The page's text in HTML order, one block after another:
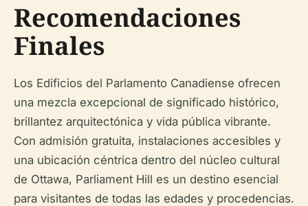
Recomendaciones
Finales
Los Edificios del Parlamento Canadiense ofrecen
una mezcla excepcional de significado histórico,
brillantez arquitectónica y vida pública vibrante.
Con admisión gratuita, instalaciones accesibles y
una ubicación céntrica dentro del núcleo cultural
de Ottawa, Parliament Hill es un destino esencial
para visitantes de todas las edades y procedencias.